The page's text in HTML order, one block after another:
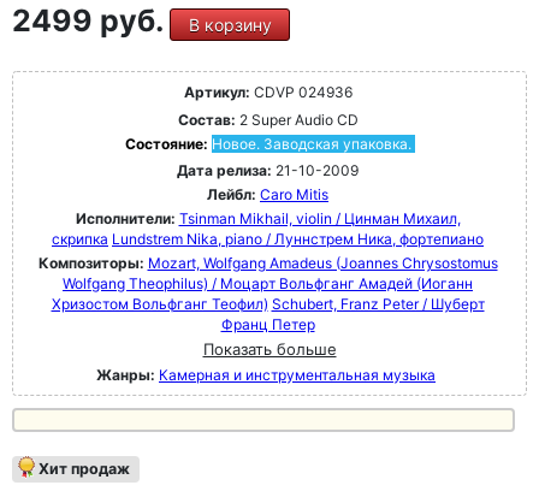
2499 руб. В корзину
Артикул: CDVP 024936
Состав: 2 Super Audio CD
Состояние: Новое. Заводская упаковка.
Дата релиза: 21-10-2009
Лейбл: Caro Mitis
Исполнители: Tsinman Mikhail, violin / Цинман Михаил,
скрипка Lundstrem Nika, piano / Луннстрем Ника, фортепиано
Композиторы: Mozart, Wolfgang Amadeus (Joannes Chrysostomus
Wolfgang Theophilus) / Моцарт Вольфганг Амадей (Иоганн
Хризостом Вольфганг Теофил) Schubert, Franz Peter / Шуберт
Франц Петер
Показать больше
Жанры: Камерная и инструментальная музыка
Хит продаж